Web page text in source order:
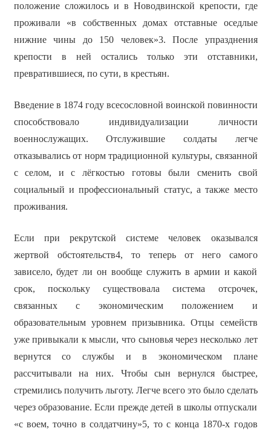
положение сложилось и в Новодвинской крепости, где
проживали «в собственных домах отставные оседлые
нижние чины до 150 человек»3. После упразднения
крепости в ней остались только эти отставники,
превратившиеся, по сути, в крестьян.
Введение в 1874 году всесословной воинской повинности
способствовало индивидуализации личности
военнослужащих. Отслужившие солдаты легче
отказывались от норм традиционной культуры, связанной
с селом, и с лёгкостью готовы были сменить свой
социальный и профессиональный статус, а также место
проживания.
Если при рекрутской системе человек оказывался
жертвой обстоятельств4, то теперь от него самого
зависело, будет ли он вообще служить в армии и какой
срок, поскольку существовала система отсрочек,
связанных с экономическим положением и
образовательным уровнем призывника. Отцы семейств
уже привыкали к мысли, что сыновья через несколько лет
вернутся со службы и в экономическом плане
рассчитывали на них. Чтобы сын вернулся быстрее,
стремились получить льготу. Легче всего это было сделать
через образование. Если прежде детей в школы отпускали
«с воем, точно в солдатчину»5, то с конца 1870-х годов